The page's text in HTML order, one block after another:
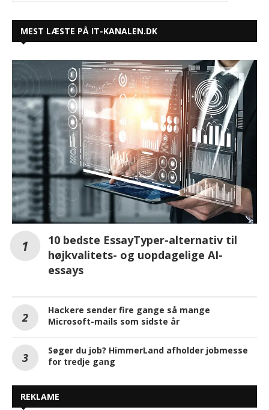
MEST LÆSTE PÅ IT-KANALEN.DK
10 bedste EssayTyper-alternativ til
højkvalitets- og uopdagelige AI-
essays
Hackere sender fire gange så mange
Microsoft-mails som sidste år
Søger du job? HimmerLand afholder jobmesse
for tredje gang
REKLAME